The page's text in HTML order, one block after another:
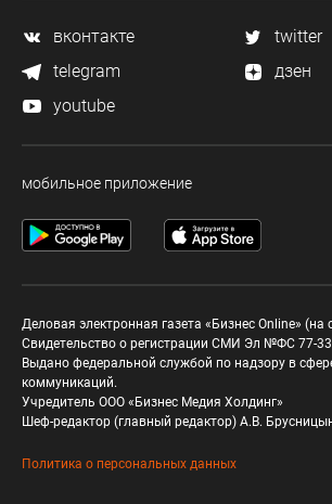
вконтакте
twitter
telegram
дзен
youtube
мобильное приложение
Деловая электронная газета «Бизнес Online» (на
Свидетельство о регистрации СМИ Эл №ФС 77-
Выдано федеральной службой по надзору в
коммуникаций.
Учредитель ООО «Бизнес Медия Холдинг»
Шеф-редактор (главный редактор) А.В.
Политика о персональных данных